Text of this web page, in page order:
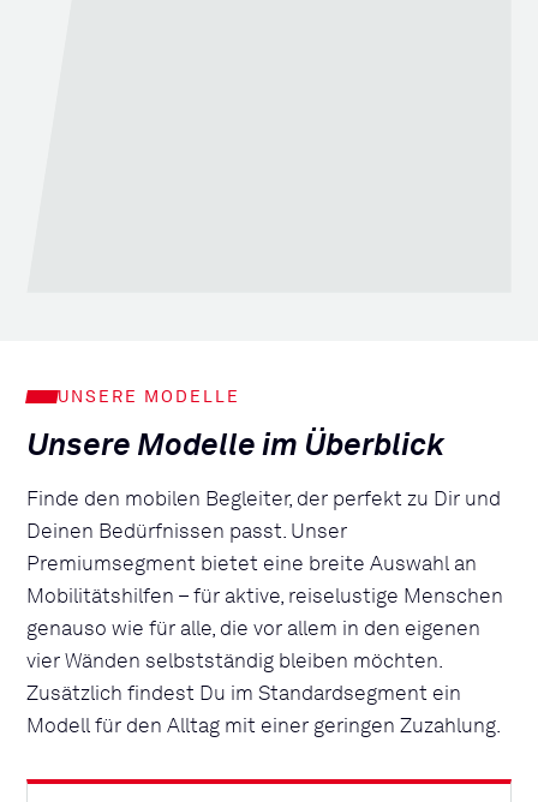
UNSERE MODELLE
Unsere Modelle im Überblick
Finde den mobilen Begleiter, der perfekt zu Dir und
Deinen Bedürfnissen passt. Unser
Premiumsegment bietet eine breite Auswahl an
Mobilitätshilfen – für aktive, reiselustige Menschen
genauso wie für alle, die vor allem in den eigenen
vier Wänden selbstständig bleiben möchten.
Zusätzlich findest Du im Standardsegment ein
Modell für den Alltag mit einer geringen Zuzahlung.